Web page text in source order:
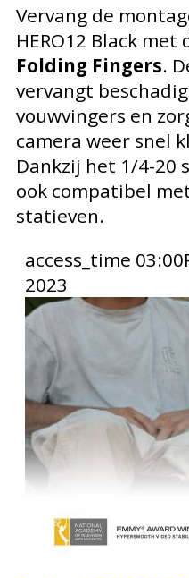
Vervang de
HERO12 Black met
Folding Fingers.
vervangt
vouwvingers en
camera weer snel
Dankzij het 1/4-20
ook compatibel
statieven.
access_time
2023